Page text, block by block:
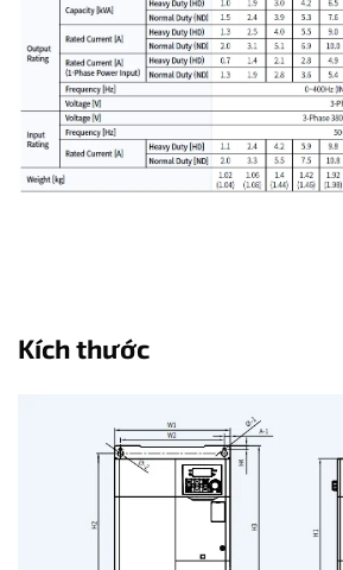
Kích thước